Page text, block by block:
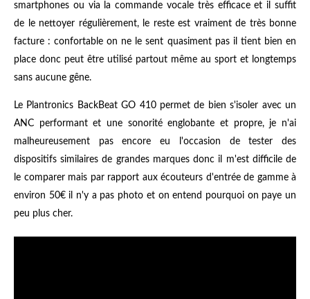
smartphones ou via la commande vocale très efficace et il suffit
de le nettoyer régulièrement, le reste est vraiment de très bonne
facture : confortable on ne le sent quasiment pas il tient bien en
place donc peut être utilisé partout même au sport et longtemps
sans aucune gêne.
Le Plantronics BackBeat GO 410 permet de bien s'isoler avec un
ANC performant et une sonorité englobante et propre, je n'ai
malheureusement pas encore eu l'occasion de tester des
dispositifs similaires de grandes marques donc il m'est difficile de
le comparer mais par rapport aux écouteurs d'entrée de gamme à
environ 50€ il n'y a pas photo et on entend pourquoi on paye un
peu plus cher.